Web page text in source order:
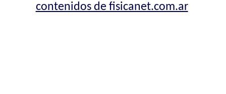
contenidos de fisicanet.com.ar